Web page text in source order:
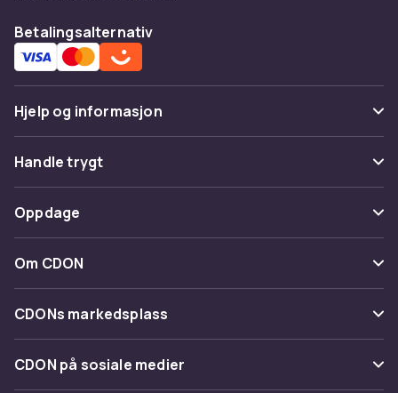
Betalingsalternativ
Hjelp og informasjon
Vanlige spørsmål
Spor pakke
Angre & returner her
Kontakt oss
Handle trygt
Betaling
Levering
Tilbakekallinger
Oppdage
Kategorier
Varemerker
Om CDON
Om oss
Kundeanmeldelser
Jobbe på CDON
CDONs markedsplass
Merchant Help Center
CDON på sosiale medier